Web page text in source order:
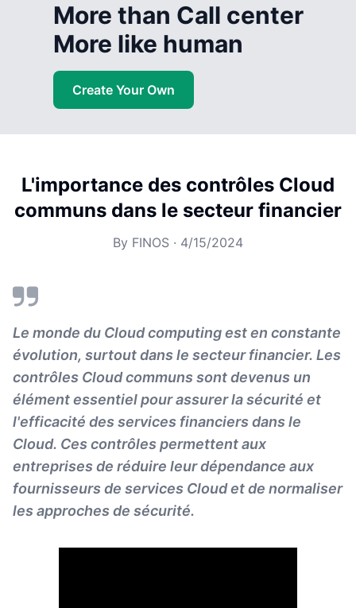
More than Call center
More like human
Create Your Own
L'importance des contrôles Cloud
communs dans le secteur financier
By FINOS · 4/15/2024
Le monde du Cloud computing est en constante
évolution, surtout dans le secteur financier. Les
contrôles Cloud communs sont devenus un
élément essentiel pour assurer la sécurité et
l'efficacité des services financiers dans le
Cloud. Ces contrôles permettent aux
entreprises de réduire leur dépendance aux
fournisseurs de services Cloud et de normaliser
les approches de sécurité.